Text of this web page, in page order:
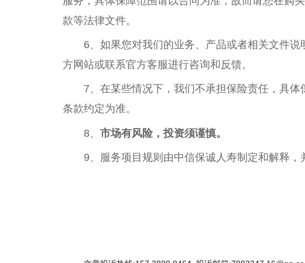
款等法律文件。
6、如果您对我们的业务、产品或者相关文件
方网站或联系官方客服进行咨询和反馈。
7、在某些情况下，我们不承担保险责任，具
条款约定为准。
8、 市场有风险，投资须谨慎。
9、服务项目规则由中信保诚人寿制定和解释，